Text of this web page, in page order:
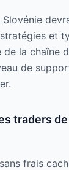
et
de la chaîne
de
traders
frais